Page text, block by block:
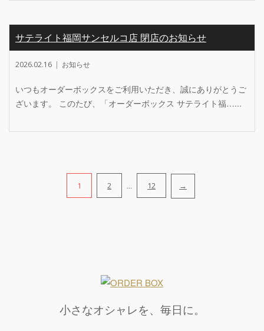
サテライト福岡サンセルコ店 閉店のお知らせ
2026.02.16 お知らせ
いつもオーダーボックスをご利用いただき、誠にありがとうご
ざいます。 このたび、「オーダーボックス サテライト福…...
1 2 … 12 →
小さなオシャレを、毎日に。